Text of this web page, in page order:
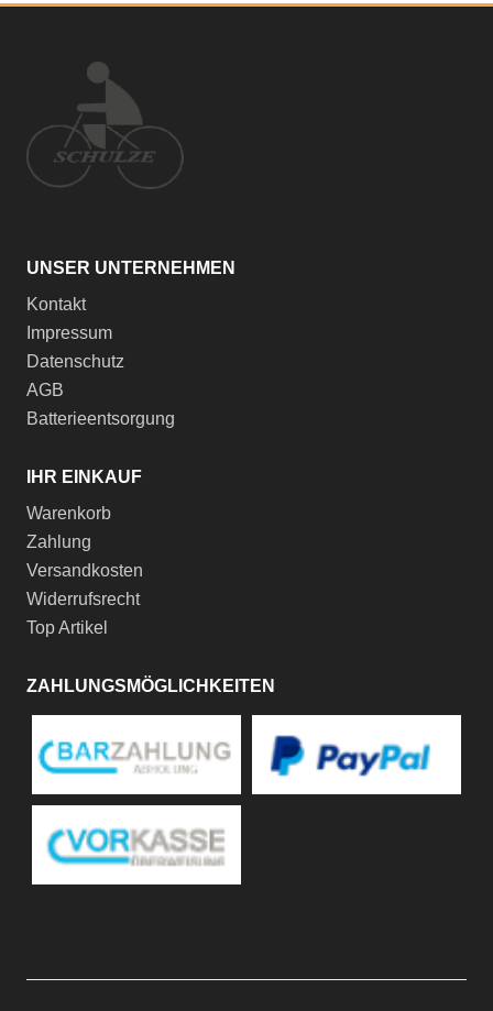
UNSER UNTERNEHMEN
Kontakt
Impressum
Datenschutz
AGB
Batterieentsorgung
IHR EINKAUF
Warenkorb
Zahlung
Versandkosten
Widerrufsrecht
Top Artikel
ZAHLUNGSMÖGLICHKEITEN